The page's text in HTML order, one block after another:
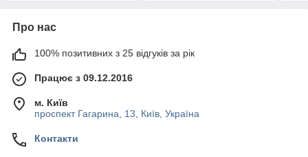
Про нас
100% позитивних з 25 відгуків за рік
Працює з 09.12.2016
м. Київ
проспект Гагарина, 13, Київ, Україна
Контакти